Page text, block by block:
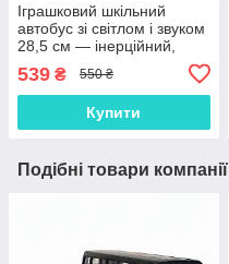
Іграшковий шкільний
автобус зі світлом і звуком
28,5 см — інерційний,
музичний, жовтий
WY910AB
539 ₴ 550 ₴
Купити
Подібні товари компанії